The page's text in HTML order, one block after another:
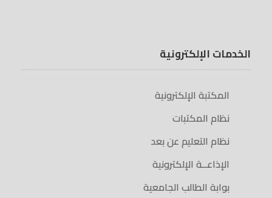
الخدمات الإلكترونية
المكتبة الإلكترونية
نظام المكتبات
نظام التعليم عن بعد
الإذاعــة الإلكترونية
بوابة الطالب الجامعية